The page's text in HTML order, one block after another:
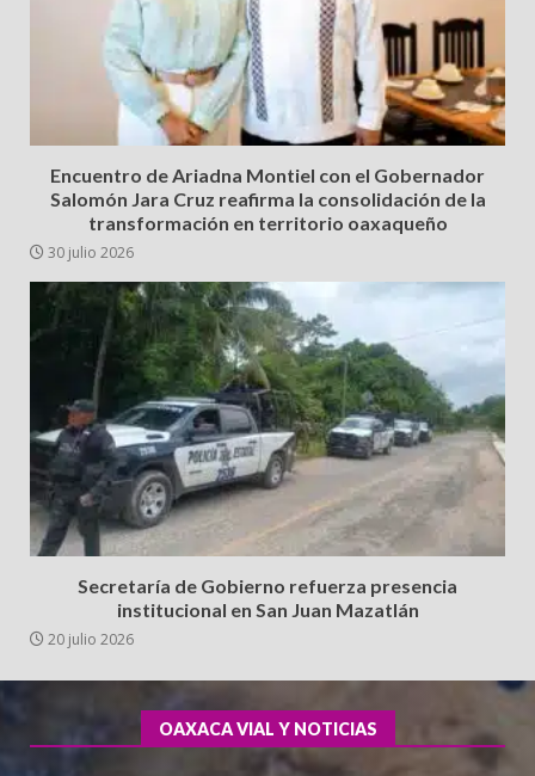
Encuentro de Ariadna Montiel con el Gobernador
Salomón Jara Cruz reafirma la consolidación de la
transformación en territorio oaxaqueño
30 julio 2026
Secretaría de Gobierno refuerza presencia
institucional en San Juan Mazatlán
20 julio 2026
OAXACA VIAL Y NOTICIAS